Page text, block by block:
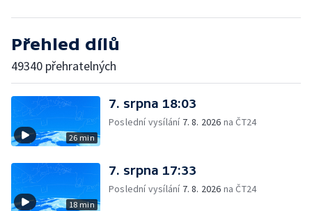
Přehled dílů
49340 přehratelných
26 min
7. srpna 18:03
Poslední vysílání 7. 8. 2026 na ČT24
18 min
7. srpna 17:33
Poslední vysílání 7. 8. 2026 na ČT24